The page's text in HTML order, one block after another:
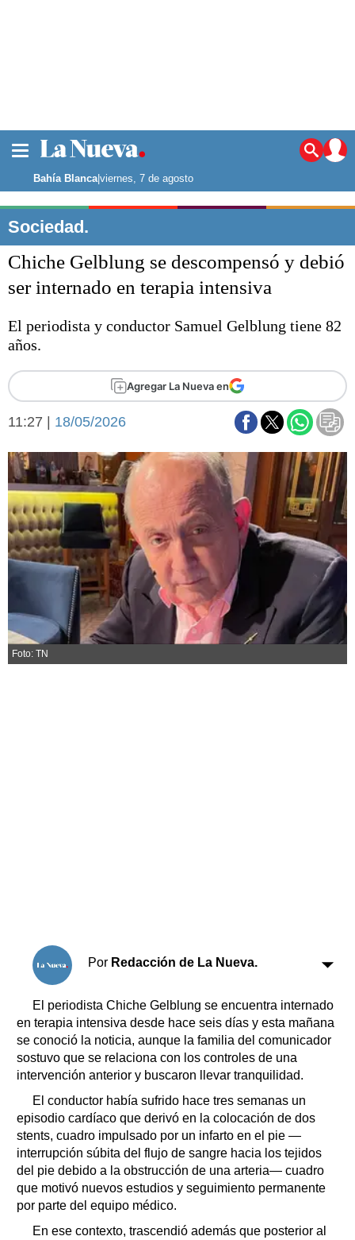
Noticias
La ciudad
Punta Alta
El mundo
Seguridad
Opinión
Deportes
Escenario Olímpico
Fútbol
Cines
Economía y campo
Economía y finanzas
Con el campo
Espacio empresas
Sociedad y tiempo
libre
Sociedad
Tecnología
Turismo
Salud
Es viral
El tiempo
Bahía Blanca|viernes, 7 de agosto
Sociedad.
Chiche Gelblung se descompensó y debió
ser internado en terapia intensiva
El periodista y conductor Samuel Gelblung tiene 82
años.
Agregar La Nueva en
11:27 | 18/05/2026
Foto: TN
Por Redacción de La Nueva.
El periodista Chiche Gelblung se encuentra internado
en terapia intensiva desde hace seis días y esta mañana
se conoció la noticia, aunque la familia del comunicador
sostuvo que se relaciona con los controles de una
intervención anterior y buscaron llevar tranquilidad.
El conductor había sufrido hace tres semanas un
episodio cardíaco que derivó en la colocación de dos
stents, cuadro impulsado por un infarto en el pie —
interrupción súbita del flujo de sangre hacia los tejidos
del pie debido a la obstrucción de una arteria— cuadro
que motivó nuevos estudios y seguimiento permanente
por parte del equipo médico.
En ese contexto, trascendió además que posterior al